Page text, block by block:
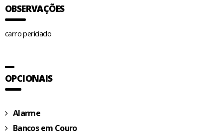
OBSERVAÇÕES
carro periciado
OPCIONAIS
Alarme
Bancos em Couro